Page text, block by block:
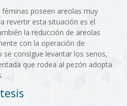
poseen areolas muy
revertir esta situación es el
la reducción de areolas
con la operación de
consigue levantar los senos,
que rodea al pezón adopta